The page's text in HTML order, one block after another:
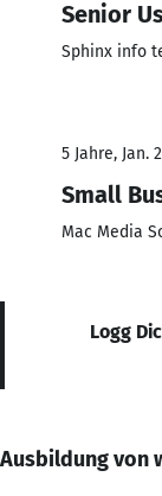
Senior
Sphinx info
5 Jahre, Jan.
Small
Mac Media
Logg
Ausbildung von